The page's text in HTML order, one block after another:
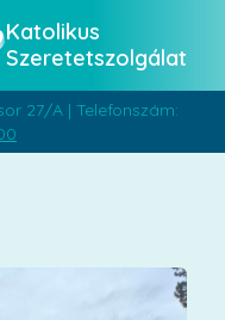
Katolikus
Szeretetszolgálat
27/A | Telefonszám: